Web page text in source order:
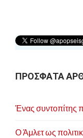
η
ά
θ
ω
ν
ΠΡΟΣΦΑΤΑ
Ένας συντοπίτης
Ο Άμλετ ως